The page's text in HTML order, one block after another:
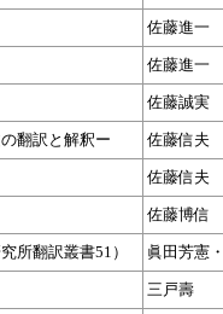
佐藤進一
佐藤進一
佐藤誠実
翻訳と解釈ー 佐藤信夫
佐藤信夫
佐藤博信
所翻訳叢書51） 眞田芳憲
三戸壽